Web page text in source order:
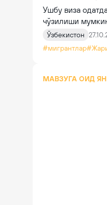
Ушбу виза
чўзилиши
Ўзбекистон
#мигрантлар
МАВЗУГА ОИД